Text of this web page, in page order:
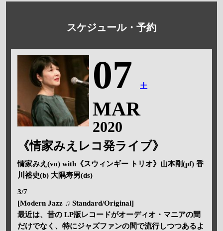
スケジュール・予約
07 土
MAR
2020
《情家みえレコ発ライブ》
情家みえ(vo) with《スウィンギー トリオ》山本剛(pf) 香
川裕史(b) 大隅寿男(ds)
3/7
[Modern Jazz ♫ Standard/Original]
最近は、昔の LP版レコードがオーディオ・マニアの間
だけでなく、特にジャズファンの間で流行しつつあるよ